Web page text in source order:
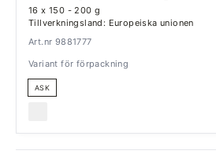
16 x 150 - 200 g
Tillverkningsland: Europeiska unionen
Art.nr 9881777
Variant för förpackning
ASK